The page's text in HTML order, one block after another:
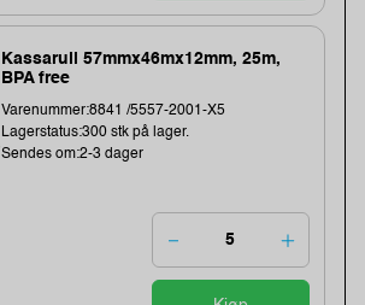
Kassarull 57mmx46mx12mm, 25m,
BPA free
Varenummer:8841 /5557-2001-X5
Lagerstatus:300 stk på lager.
Sendes om:2-3 dager